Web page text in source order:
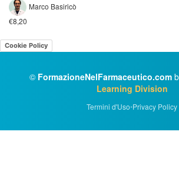
Marco Basiricò
€8,20
Cookie Policy
© FormazioneNelFarmaceutico.com
Learning Division
Termini d'Uso•Privacy Policy